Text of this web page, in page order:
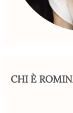
CHI È